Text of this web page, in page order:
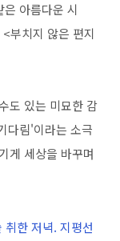
아름다운 시
부치지 않은 편지
도 있는 미묘한 감
다림'이라는 소극
게 세상을 바꾸며
취한 저녁. 지평선